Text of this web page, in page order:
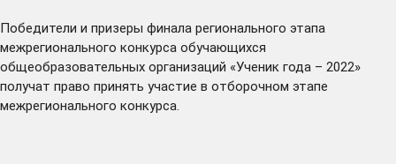
Победители и призеры финала регионального этапа
межрегионального конкурса обучающихся
общеобразовательных организаций «Ученик года – 2022»
получат право принять участие в отборочном этапе
межрегионального конкурса.